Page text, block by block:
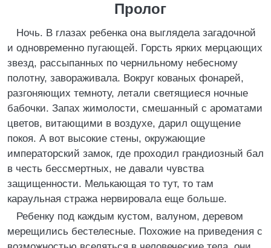
Пролог
Ночь. В глазах ребенка она выглядела загадочной
и одновременно пугающей. Горсть ярких мерцающих
звезд, рассыпанных по чернильному небесному
полотну, завораживала. Вокруг кованых фонарей,
разгоняющих темноту, летали светящиеся ночные
бабочки. Запах жимолости, смешанный с ароматами
цветов, витающими в воздухе, дарил ощущение
покоя. А вот высокие стены, окружающие
императорский замок, где проходил грандиозный бал
в честь бессмертных, не давали чувства
защищенности. Мелькающая то тут, то там
караульная стража нервировала еще больше.
Ребенку под каждым кустом, валуном, деревом
мерещились бестелесные. Похожие на приведения с